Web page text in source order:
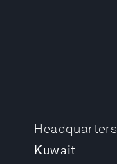
Headquarters
Kuwait